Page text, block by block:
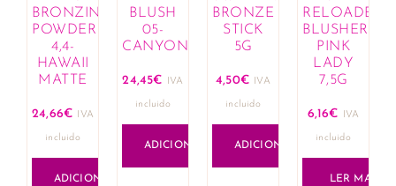
BRONZING
POWDER
4,4-
HAWAII
MATTE
24,66€ IVA
incluido
ADICIONAR
BLUSH
05-
CANYON
24,45€ IVA
incluido
ADICIONAR
BRONZE
STICK
5G
4,50€ IVA
incluido
ADICIONAR
RELOADED
BLUSHER
PINK
LADY
7,5G
6,16€ IVA
incluido
LER MAIS